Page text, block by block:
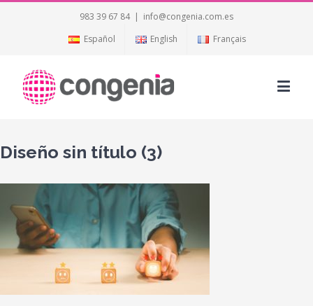
983 39 67 84 | info@congenia.com.es
Español
English Français
Diseño sin título (3)